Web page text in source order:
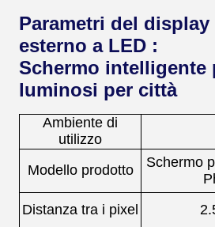
Parametri del
esterno a LED :
Schermo intelligente
luminosi per città
Ambiente di
utilizzo
Modello prodotto
Schermo
Distanza tra i pixel